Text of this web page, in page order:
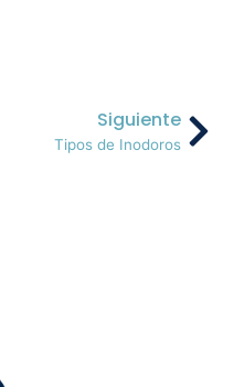
Siguiente
Tipos de Inodoros